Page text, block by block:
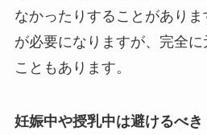
なかったりすることがあり
が必要になりますが、完全
こともあります。
妊娠中や授乳中は避けるべき